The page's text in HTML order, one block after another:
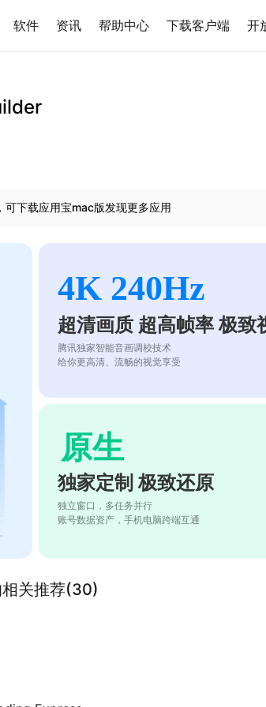
软件 资讯 帮助中心 下载客户端 开
下载应用宝mac版发现更多应用
4K 240Hz
超清画质 超高帧率 极致
腾讯独家智能音画调校技术
给你更高清、流畅的视觉享受
原生
独家定制 极致还原
独立窗口，多任务并行
账号数据资产，手机电脑跨端互通
相关推荐(30)